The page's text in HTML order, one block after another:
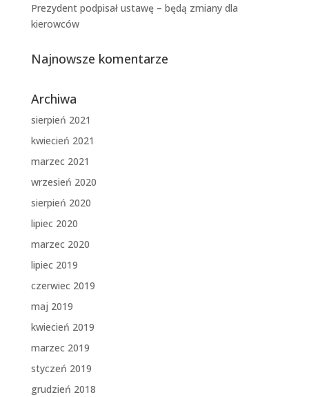
Prezydent podpisał ustawę – będą zmiany dla
kierowców
Najnowsze komentarze
Archiwa
sierpień 2021
kwiecień 2021
marzec 2021
wrzesień 2020
sierpień 2020
lipiec 2020
marzec 2020
lipiec 2019
czerwiec 2019
maj 2019
kwiecień 2019
marzec 2019
styczeń 2019
grudzień 2018